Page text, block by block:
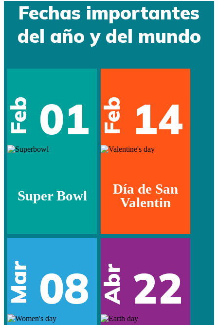
Fechas importantes
del año y del mundo
Feb 01
Super Bowl
Feb 14
Día de San
Valentin
Mar 08 Abr 22